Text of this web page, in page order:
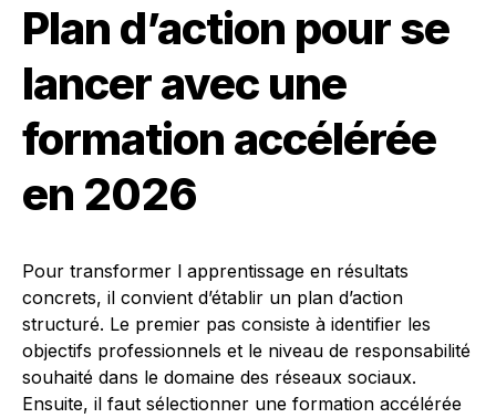
Plan d’action pour se
lancer avec une
formation accélérée
en 2026
Pour transformer l apprentissage en résultats
concrets, il convient d’établir un plan d’action
structuré. Le premier pas consiste à identifier les
objectifs professionnels et le niveau de responsabilité
souhaité dans le domaine des réseaux sociaux.
Ensuite, il faut sélectionner une formation accélérée